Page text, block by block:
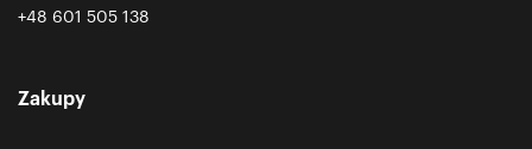
+48 601 505 138
Zakupy